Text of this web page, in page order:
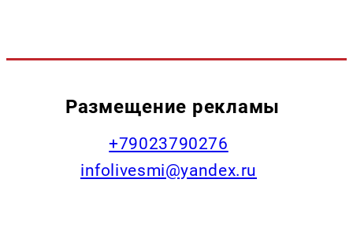
Размещение рекламы
+79023790276
infolivesmi@yandex.ru